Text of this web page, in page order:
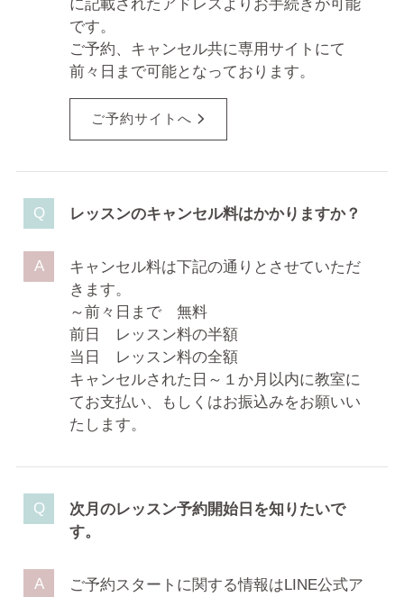
に記載されたアドレスよりお手続きが可能
です。
ご予約、キャンセル共に専用サイトにて
前々日まで可能となっております。
ご予約サイトへ
レッスンのキャンセル料はかかりますか？
キャンセル料は下記の通りとさせていただ
きます。
～前々日まで 無料
前日 レッスン料の半額
当日 レッスン料の全額
キャンセルされた日～１か月以内に教室に
てお支払い、もしくはお振込みをお願いい
たします。
次月のレッスン予約開始日を知りたいで
す。
ご予約スタートに関する情報はLINE公式ア